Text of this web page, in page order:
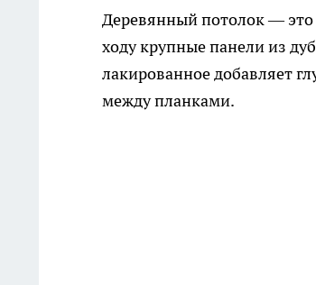
Деревянный потолок — это
ходу крупные панели из
лакированное добавляет
между планками.